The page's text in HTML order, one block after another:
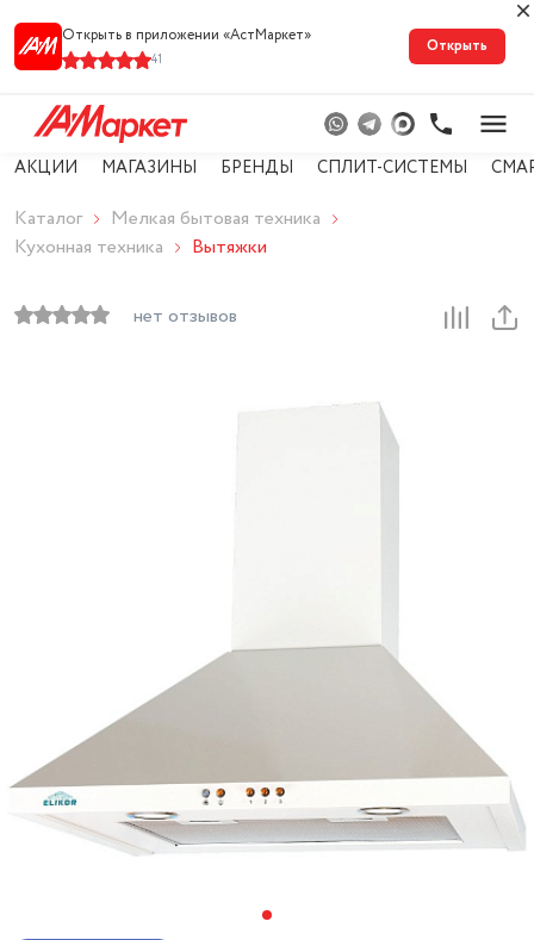
Открыть в приложении «АстМарке‪т‬»
41
Открыть
АКЦИИ МАГАЗИНЫ БРЕНДЫ СПЛИТ-СИСТЕМЫ
Каталог
Мелкая бытовая техника
Кухонная техника
Вытяжки
нет отзывов